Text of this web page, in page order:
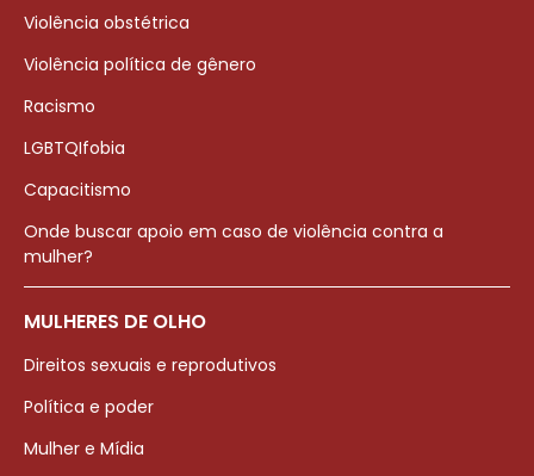
Violência obstétrica
Violência política de gênero
Racismo
LGBTQIfobia
Capacitismo
Onde buscar apoio em caso de violência contra a
mulher?
MULHERES DE OLHO
Direitos sexuais e reprodutivos
Política e poder
Mulher e Mídia